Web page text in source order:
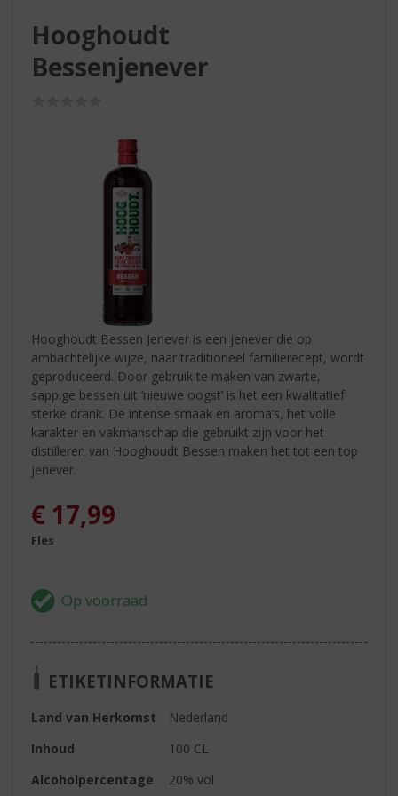
Hooghoudt
Bessenjenever
Hooghoudt Bessen Jenever is een jenever die op
ambachtelijke wijze, naar traditioneel familierecept, wordt
geproduceerd. Door gebruik te maken van zwarte,
sappige bessen uit ‘nieuwe oogst’ is het een kwalitatief
sterke drank. De intense smaak en aroma’s, het volle
karakter en vakmanschap die gebruikt zijn voor het
distilleren van Hooghoudt Bessen maken het tot een top
jenever.
€ 17,99
Fles
ETIKETINFORMATIE
Land van Herkomst
Nederland
Inhoud
100 CL
Alcoholpercentage
20% vol